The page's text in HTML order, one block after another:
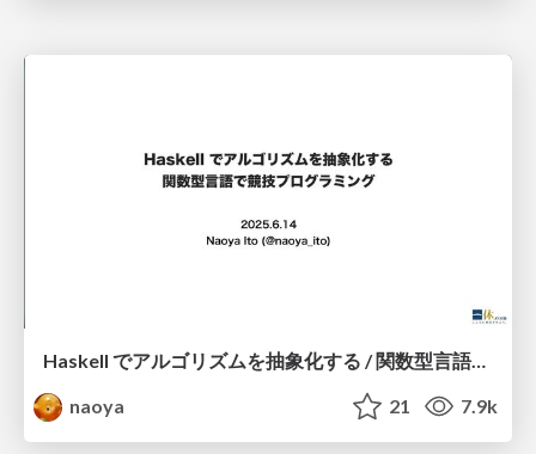
Haskell でアルゴリズムを抽象化する / 関数型言語で競技プログラミング
naoya
21 7.9k